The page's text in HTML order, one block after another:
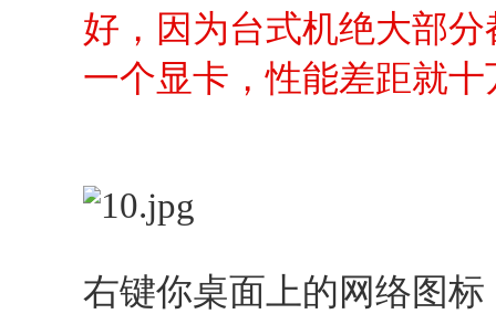
好，因为台式机绝大部
一个显卡，性能差距就
右键你桌面上的网络图